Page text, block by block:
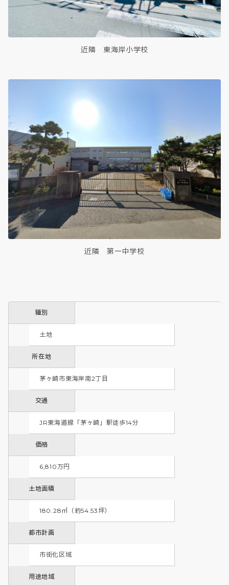
近隣 東海岸小学校
近隣 第一中学校
種別
土地
所在地
茅ヶ崎市東海岸南2丁目
交通
JR東海道線「茅ヶ崎」駅徒歩14分
価格
6,810万円
土地面積
180.28㎡（約54.53坪）
都市計画
市街化区域
用途地域